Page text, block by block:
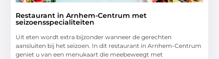
Restaurant in Arnhem-Centrum met
seizoensspecialiteiten
Uit eten wordt extra bijzonder wanneer de gerechten
aansluiten bij het seizoen. In dit restaurant in Arnhem-Centrum
geniet u van een menukaart die meebeweegt met